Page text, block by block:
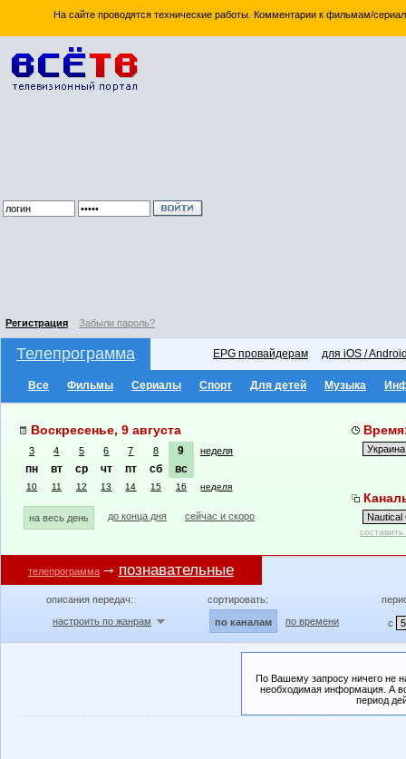
На сайте проводятся технические работы. Комментарии к фильмам/
Регистрация Забыли пароль?
Телепрограмма EPG провайдерам для iOS /
Все Фильмы Сериалы Спорт Для детей Музыка
Воскресенье, 9 августа
3 4 5 6 7 8 9 неделя
пн вт ср чт пт сб вс
10 11 12 13 14 15 16 неделя
на весь день до конца дня сейчас и скоро
телепрограмма познавательные
описания передач:
настроить по жанрам
сортировать:
по каналам по времени с
По Вашему запросу ничего не
необходимая информация. А
период